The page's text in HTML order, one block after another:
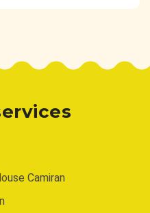
Camiran